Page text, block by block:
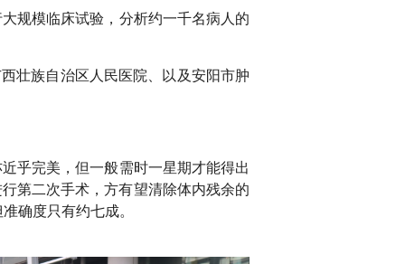
模临床试验，分析约一千名病人的
族自治区人民医院、以及安阳市肿
完美，但一般需时一星期才能得出
第二次手术，方有望清除体内残余的
确度只有约七成。